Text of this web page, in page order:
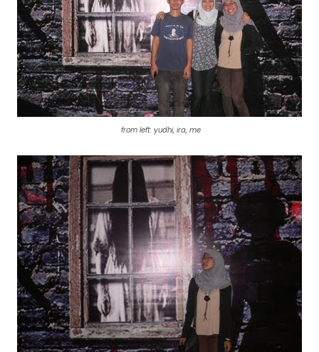
from left: yudhi, ira, me